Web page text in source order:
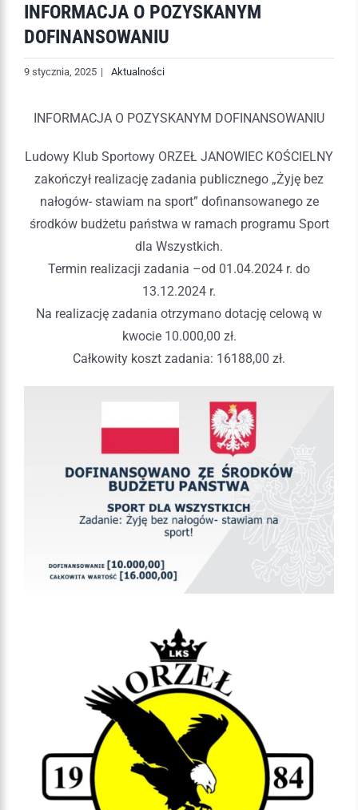
INFORMACJA O POZYSKANYM
DOFINANSOWANIU
9 stycznia, 2025 | Aktualności
INFORMACJA O POZYSKANYM DOFINANSOWANIU
Ludowy Klub Sportowy ORZEŁ JANOWIEC KOŚCIELNY
zakończył realizację zadania publicznego „Żyję bez
nałogów- stawiam na sport” dofinansowanego ze
środków budżetu państwa w ramach programu Sport
dla Wszystkich.
Termin realizacji zadania –od 01.04.2024 r. do
13.12.2024 r.
Na realizację zadania otrzymano dotację celową w
kwocie 10.000,00 zł.
Całkowity koszt zadania: 16188,00 zł.